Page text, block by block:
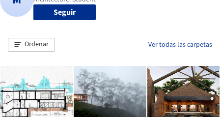
Seguir
Ordenar Ver todas las carpetas